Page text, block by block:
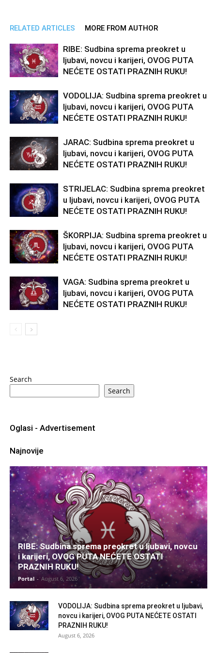
RELATED ARTICLES MORE FROM AUTHOR
RIBE: Sudbina sprema preokret u
ljubavi, novcu i karijeri, OVOG PUTA
NEĆETE OSTATI PRAZNIH RUKU!
VODOLIJA: Sudbina sprema preokret u
ljubavi, novcu i karijeri, OVOG PUTA
NEĆETE OSTATI PRAZNIH RUKU!
JARAC: Sudbina sprema preokret u
ljubavi, novcu i karijeri, OVOG PUTA
NEĆETE OSTATI PRAZNIH RUKU!
STRIJELAC: Sudbina sprema preokret
u ljubavi, novcu i karijeri, OVOG PUTA
NEĆETE OSTATI PRAZNIH RUKU!
ŠKORPIJA: Sudbina sprema preokret u
ljubavi, novcu i karijeri, OVOG PUTA
NEĆETE OSTATI PRAZNIH RUKU!
VAGA: Sudbina sprema preokret u
ljubavi, novcu i karijeri, OVOG PUTA
NEĆETE OSTATI PRAZNIH RUKU!
Search
Search
Oglasi - Advertisement
Najnovije
RIBE: Sudbina sprema preokret u ljubavi, novcu
i karijeri, OVOG PUTA NEĆETE OSTATI
PRAZNIH RUKU!
Portal - August 6, 2026
VODOLIJA: Sudbina sprema preokret u ljubavi,
novcu i karijeri, OVOG PUTA NEĆETE OSTATI
PRAZNIH RUKU!
August 6, 2026